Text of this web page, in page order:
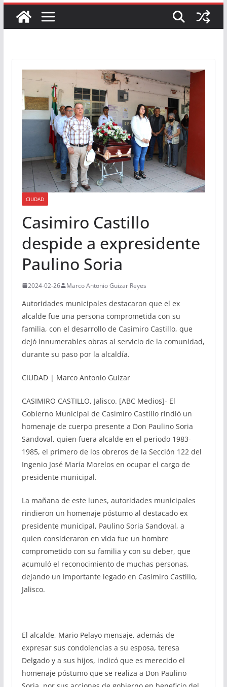
CIUDAD
Casimiro Castillo
despide a expresidente
Paulino Soria
2024-02-26 Marco Antonio Guizar Reyes
Autoridades municipales destacaron que el ex
alcalde fue una persona comprometida con su
familia, con el desarrollo de Casimiro Castillo, que
dejó innumerables obras al servicio de la comunidad,
durante su paso por la alcaldía.
CIUDAD | Marco Antonio Guízar
CASIMIRO CASTILLO, Jalisco. [ABC Medios]- El
Gobierno Municipal de Casimiro Castillo rindió un
homenaje de cuerpo presente a Don Paulino Soria
Sandoval, quien fuera alcalde en el periodo 1983-
1985, el primero de los obreros de la Sección 122 del
Ingenio José María Morelos en ocupar el cargo de
presidente municipal.
La mañana de este lunes, autoridades municipales
rindieron un homenaje póstumo al destacado ex
presidente municipal, Paulino Soria Sandoval, a
quien consideraron en vida fue un hombre
comprometido con su familia y con su deber, que
acumuló el reconocimiento de muchas personas,
dejando un importante legado en Casimiro Castillo,
Jalisco.
El alcalde, Mario Pelayo mensaje, además de
expresar sus condolencias a su esposa, teresa
Delgado y a sus hijos, indicó que es merecido el
homenaje póstumo que se realiza a Don Paulino